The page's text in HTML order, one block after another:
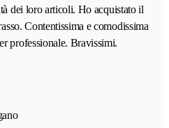
dei loro articoli. Ho acquistato il
Contentissima e comodissima
professionale. Bravissimi.